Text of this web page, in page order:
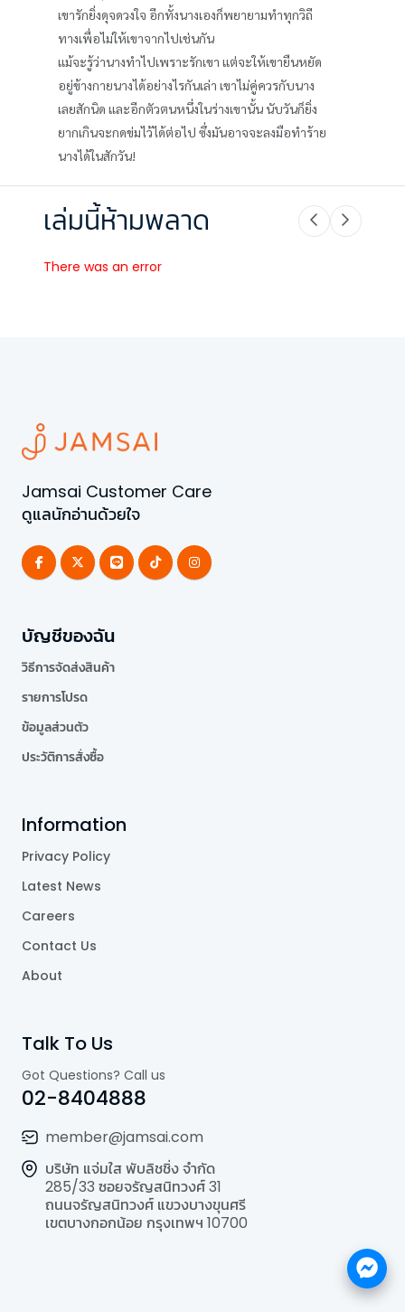
เขารักยิ่งดุจดวงใจ อีกทั้งนางเองก็พยายามทำทุกวิถี
ทางเพื่อไม่ให้เขาจากไปเช่นกัน
แม้จะรู้ว่านางทำไปเพราะรักเขา แต่จะให้เขายืนหยัด
อยู่ข้างกายนางได้อย่างไรกันเล่า เขาไม่คู่ควรกับนาง
เลยสักนิด และอีกตัวตนหนึ่งในร่างเขานั้น นับวันก็ยิ่ง
ยากเกินจะกดข่มไว้ได้ต่อไป ซึ่งมันอาจจะลงมือทำร้าย
นางได้ในสักวัน!
เล่มนี้ห้ามพลาด
There was an error
Jamsai Customer Care
ดูแลนักอ่านด้วยใจ
บัญชีของฉัน
วิธีการจัดส่งสินค้า
รายการโปรด
ข้อมูลส่วนตัว
ประวัติการสั่งซื้อ
Information
Privacy Policy
Latest News
Careers
Contact Us
About
Talk To Us
Got Questions? Call us
02-8404888
member@jamsai.com
บริษัท แจ่มใส พับลิชชิ่ง จำกัด
285/33 ซอยจรัญสนิทวงศ์ 31
ถนนจรัญสนิทวงศ์ แขวงบางขุนศรี
เขตบางกอกน้อย กรุงเทพฯ 10700